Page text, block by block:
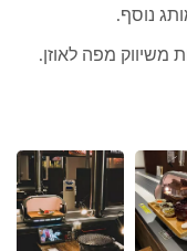
נוסף.
משיווק מפה לאוזן.